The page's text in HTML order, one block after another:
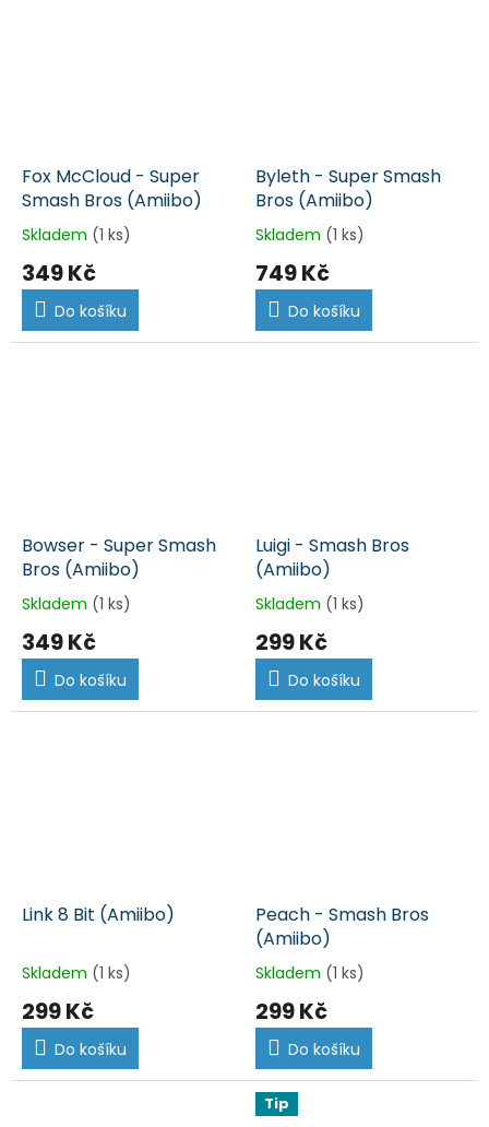
Fox McCloud - Super
Smash Bros (Amiibo)
Skladem (1 ks)
349 Kč
Do košíku
Byleth - Super Smash
Bros (Amiibo)
Skladem (1 ks)
749 Kč
Do košíku
Bowser - Super Smash
Bros (Amiibo)
Skladem (1 ks)
349 Kč
Do košíku
Luigi - Smash Bros
(Amiibo)
Skladem (1 ks)
299 Kč
Do košíku
Link 8 Bit (Amiibo)
Skladem (1 ks)
299 Kč
Do košíku
Peach - Smash Bros
(Amiibo)
Skladem (1 ks)
299 Kč
Do košíku
Tip